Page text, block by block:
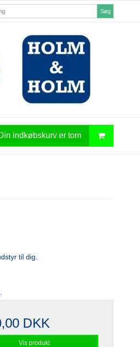
Søg
indkøbskurv er tom
til dig.
DKK
Vis produkt